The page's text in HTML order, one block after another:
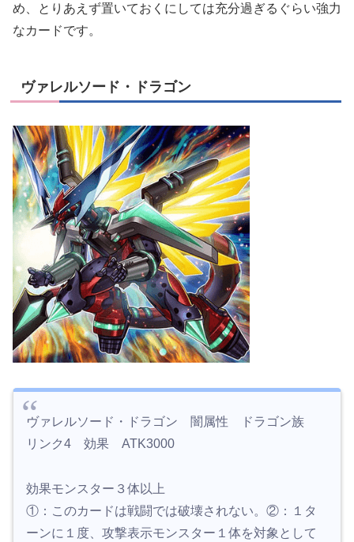
め、とりあえず置いておくにしては充分過ぎるぐらい強力
なカードです。
ヴァレルソード・ドラゴン
ヴァレルソード・ドラゴン 闇属性 ドラゴン族
リンク4 効果 ATK3000
効果モンスター３体以上
①：このカードは戦闘では破壊されない。②：１タ
ーンに１度、攻撃表示モンスター１体を対象として